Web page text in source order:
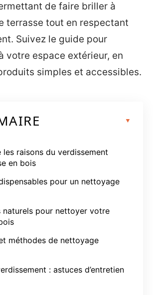
de faire briller à
terrasse tout en respectant
Suivez le guide pour
votre espace extérieur, en
simples et accessibles.
les raisons du verdissement
en bois
pour un nettoyage
naturels pour nettoyer votre
méthodes de nettoyage
: astuces d’entretien